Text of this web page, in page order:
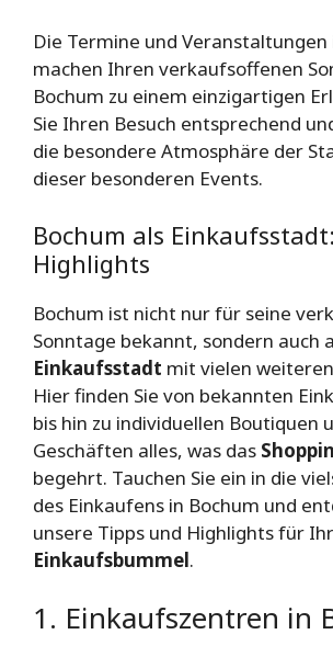
Die Termine und Veranstaltungen
machen Ihren verkaufsoffenen
Bochum zu einem einzigartigen
Sie Ihren Besuch entsprechend
die besondere Atmosphäre der
dieser besonderen Events.
Bochum als
Highlights
Bochum ist nicht nur für seine
Sonntage bekannt, sondern auch
Einkaufsstadt mit vielen
Hier finden Sie von bekannten
bis hin zu individuellen Boutiquen
Geschäften alles, was das
begehrt. Tauchen Sie ein in die
des Einkaufens in Bochum und
unsere Tipps und Highlights für
Einkaufsbummel.
1. Einkaufszentren in